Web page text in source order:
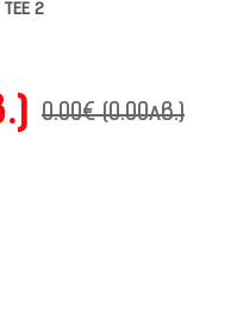
2
0.00€ (0.00лв.)